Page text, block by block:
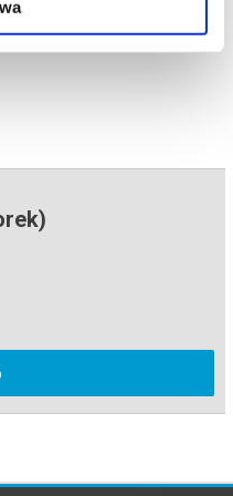
odwołania
na adres e-mail, podany